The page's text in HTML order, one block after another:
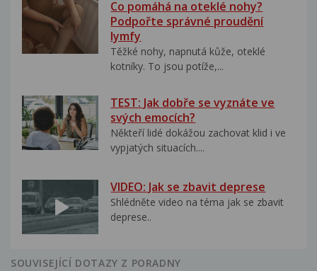
Co pomáhá na oteklé nohy?
Podpořte správné proudění
lymfy
Těžké nohy, napnutá kůže, oteklé
kotníky. To jsou potíže,...
TEST: Jak dobře se vyznáte ve
svých emocích?
Někteří lidé dokážou zachovat klid i ve
vypjatých situacích....
VIDEO: Jak se zbavit deprese
Shlédněte video na téma jak se zbavit
deprese..
SOUVISEJÍCÍ DOTAZY Z PORADNY